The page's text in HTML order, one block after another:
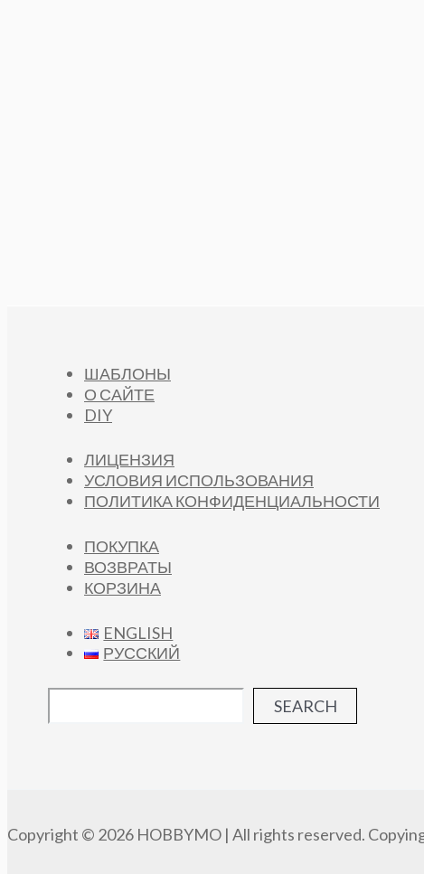
ШАБЛОНЫ
О САЙТЕ
DIY
ЛИЦЕНЗИЯ
УСЛОВИЯ ИСПОЛЬЗОВАНИЯ
ПОЛИТИКА КОНФИДЕНЦИАЛЬНОСТИ
ПОКУПКА
ВОЗВРАТЫ
КОРЗИНА
ENGLISH
РУССКИЙ
SEARCH
Copyright © 2026 HOBBYMO | All rights reserved.